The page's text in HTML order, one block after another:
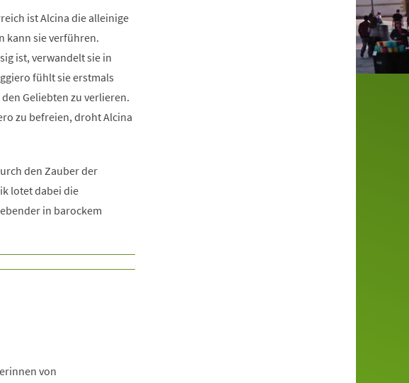
ist Alcina die alleinige
kann sie verführen.
ist, verwandelt sie in
fühlt sie erstmals
Geliebten zu verlieren.
zu befreien, droht Alcina
den Zauber der
lotet dabei die
in barockem
von